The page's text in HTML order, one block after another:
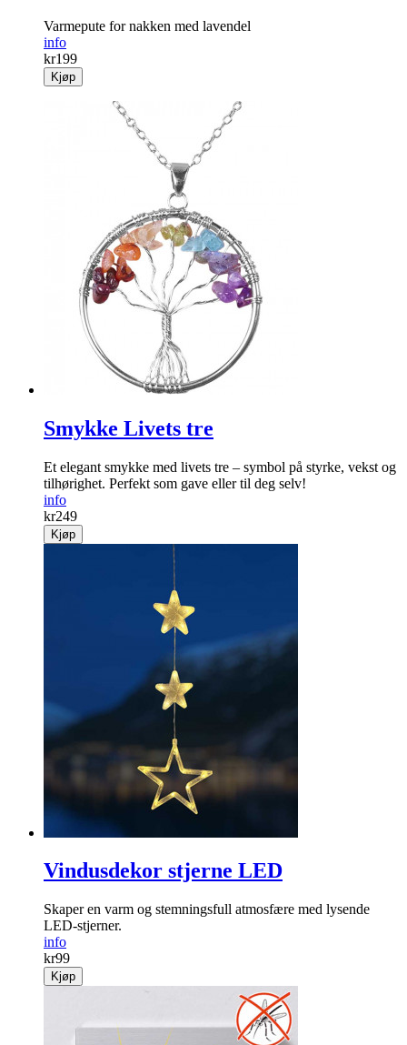
Varmepute for nakken med lavendel
info
kr199
Kjøp
Smykke Livets tre
Et elegant smykke med livets tre – symbol på styrke, vekst og
tilhørighet. Perfekt som gave eller til deg selv!
info
kr249
Kjøp
Vindusdekor stjerne LED
Skaper en varm og stemningsfull atmosfære med lysende
LED-stjerner.
info
kr99
Kjøp